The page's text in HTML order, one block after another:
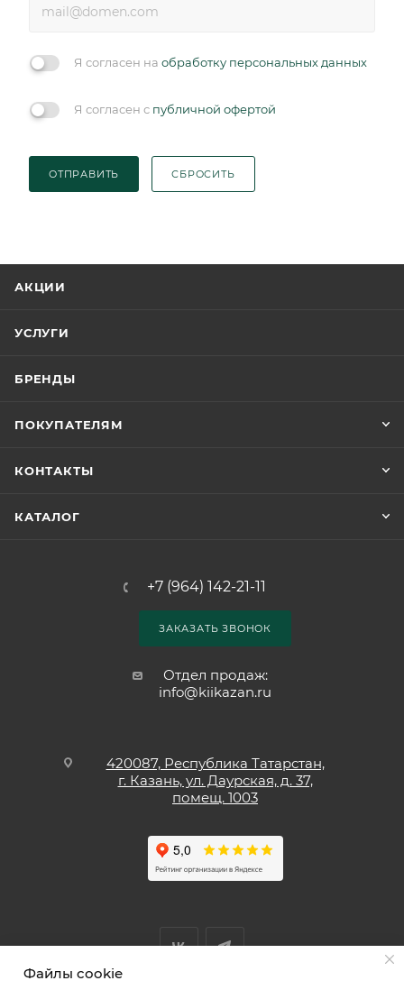
Я согласен на обработку персональных данных
Я согласен с публичной офертой
ОТПРАВИТЬ СБРОСИТЬ
АКЦИИ
УСЛУГИ
БРЕНДЫ
ПОКУПАТЕЛЯМ
КОНТАКТЫ
КАТАЛОГ
+7 (964) 142-21-11
ЗАКАЗАТЬ ЗВОНОК
Отдел продаж:
info@kiikazan.ru
420087, Республика Татарстан,
г. Казань, ул. Даурская, д. 37,
помещ. 1003
Файлы cookie